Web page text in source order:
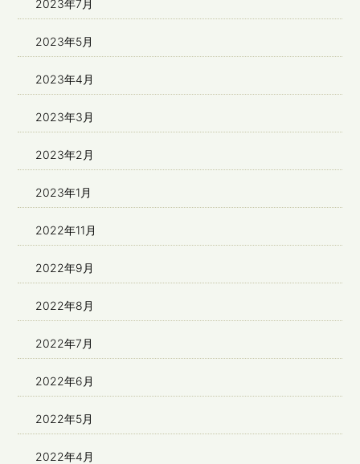
2023年7月
2023年5月
2023年4月
2023年3月
2023年2月
2023年1月
2022年11月
2022年9月
2022年8月
2022年7月
2022年6月
2022年5月
2022年4月